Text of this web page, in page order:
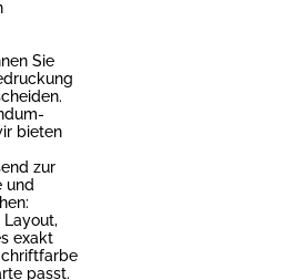
Sie
bieten
zur
und
Layout,
exakt
passt.